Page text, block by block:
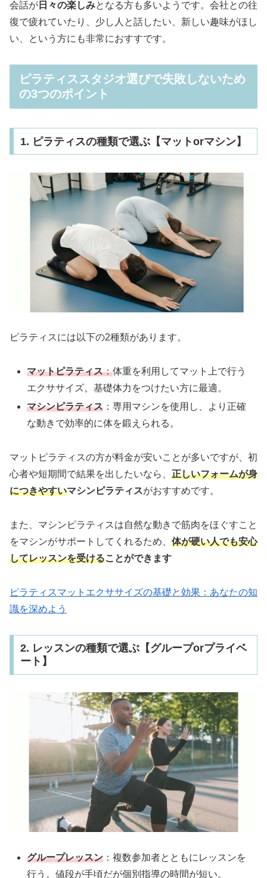
会話が 日々の楽しみとなる方も多いようです。会社との往
復で疲れていたり、少し人と話したい、新しい趣味がほし
い、という方にも非常におすすです。
ピラティススタジオ選びで失敗しないため
の3つのポイント
1. ピラティスの種類で選ぶ【マットorマシン】
ピラティスには以下の2種類があります。
マットピラティス：体重を利用してマット上で行う
エクササイズ。基礎体力をつけたい方に最適。
マシンピラティス ：専用マシンを使用し、より正確
な動きで効率的に体を鍛えられる。
マットピラティスの方が料金が安いことが多いですが、初
心者や短期間で結果を出したいなら、 正しいフォームが身
につきやすいマシンピラティスがおすすめです。
また、マシンピラティスは自然な動きで筋肉をほぐすこと
をマシンがサポートしてくれるため、 体が硬い人でも安心
してレッスンを受けることができます
ピラティスマットエクササイズの基礎と効果：あなたの知
識を深めよう
2. レッスンの種類で選ぶ【グループorプライベ
ート】
グループレッスン ：複数参加者とともにレッスンを
行う。値段が手頃だが個別指導の時間が短い。